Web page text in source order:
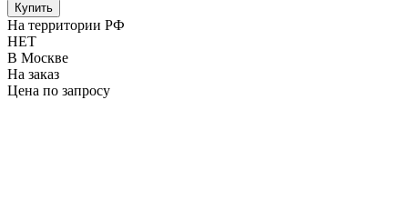
Купить
На территории РФ
НЕТ
В Москве
На заказ
Цена по запросу